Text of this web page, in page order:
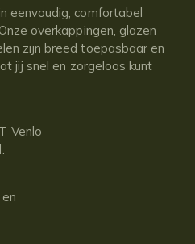
eenvoudig, comfortabel
overkappingen, glazen
zijn breed toepasbaar en
jij snel en zorgeloos kunt
Venlo